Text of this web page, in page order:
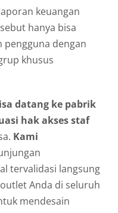
keuangan
hanya bisa
pengguna dengan
khusus
datang ke pabrik
hak akses staf
Kami
tervalidasi langsung
Anda di seluruh
mendesain